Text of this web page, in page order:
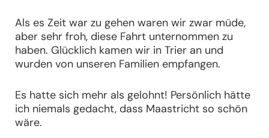
Als es Zeit war zu gehen waren wir zwar müde,
aber sehr froh, diese Fahrt unternommen zu
haben. Glücklich kamen wir in Trier an und
wurden von unseren Familien empfangen.
Es hatte sich mehr als gelohnt! Persönlich hätte
ich niemals gedacht, dass Maastricht so schön
wäre.